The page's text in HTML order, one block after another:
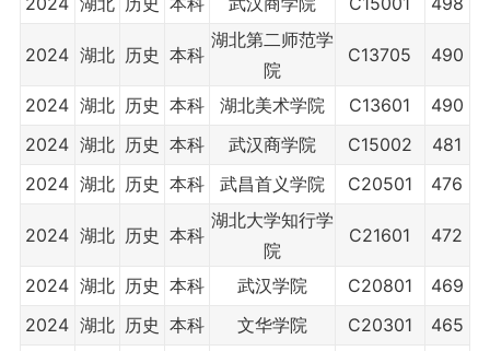
2024 湖北 历史 本科
湖北第二师范学
院
C13705 490
2024 湖北 历史 本科 湖北美术学院 C13601
490
2024 湖北 历史 本科 武汉商学院 C15002
481
2024 湖北 历史 本科 武昌首义学院 C20501 476
2024 湖北 历史 本科
湖北大学知行学
院
C21601 472
2024 湖北 历史 本科 武汉学院 C20801
469
2024 湖北 历史 本科 文华学院 C20301
465